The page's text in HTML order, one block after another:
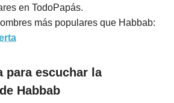
en TodoPapás.
más populares que Habbab:
para escuchar la
Habbab